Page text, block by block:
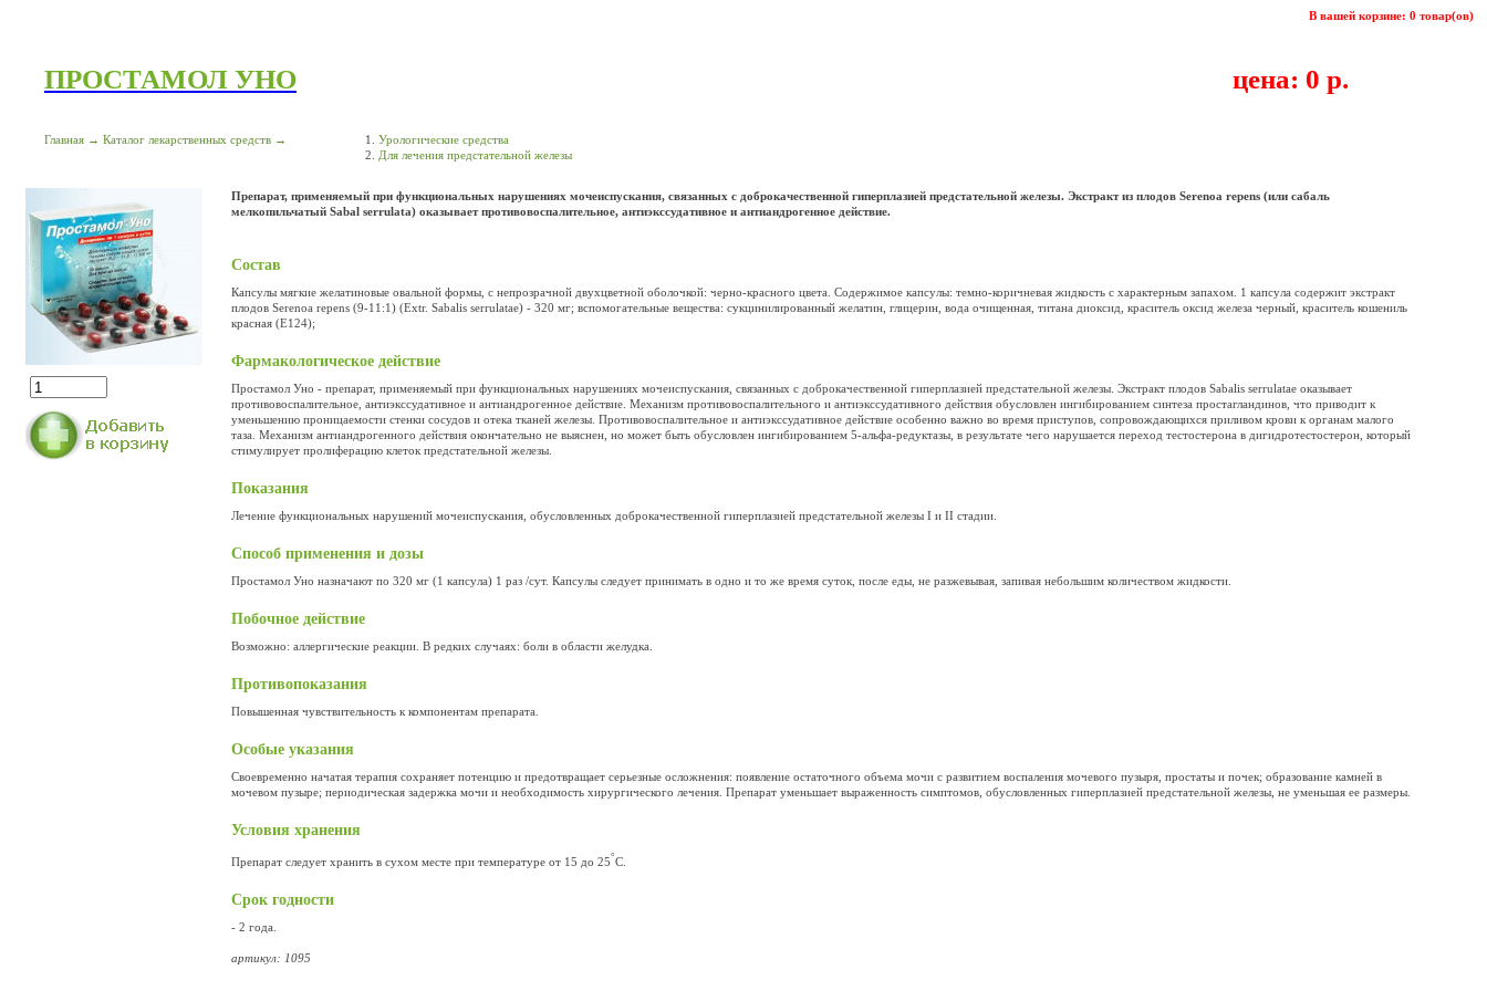
В вашей корзине: 0 товар(ов)
ПРОСТАМОЛ УНО цена: 0 р.
Главная → Каталог лекарственных средств →
Урологические средства
Для лечения предстательной железы
Препарат, применяемый при функциональных нарушениях мочеиспускания, связанных с доброкачественной гиперплазией предстательной железы. Экстракт из плодов Serenoa repens (или сабаль
мелкопильчатый Sabal serrulata) оказывает противовоспалительное, антиэкссудативное и антиандрогенное действие.
Состав
Капсулы мягкие желатиновые овальной формы, с непрозрачной двухцветной оболочкой: черно-красного цвета. Содержимое капсулы: темно-коричневая жидкость с характерным запахом. 1 капсула содержит экстракт
плодов Serenoa repens (9-11:1) (Extr. Sabalis serrulatae) - 320 мг; вспомогательные вещества: сукцинилированный желатин, глицерин, вода очищенная, титана диоксид, краситель оксид железа черный, краситель кошениль
красная (Е124);
Фармакологическое действие
Простамол Уно - препарат, применяемый при функциональных нарушениях мочеиспускания, связанных с доброкачественной гиперплазией предстательной железы. Экстракт плодов Sabalis serrulatae оказывает
противовоспалительное, антиэкссудативное и антиандрогенное действие. Механизм противовоспалительного и антиэкссудативного действия обусловлен ингибированием синтеза простагландинов, что приводит к
уменьшению проницаемости стенки сосудов и отека тканей железы. Противовоспалительное и антиэкссудативное действие особенно важно во время приступов, сопровождающихся приливом крови к органам малого
таза. Механизм антиандрогенного действия окончательно не выяснен, но может быть обусловлен ингибированием 5-альфа-редуктазы, в результате чего нарушается переход тестостерона в дигидротестостерон, который
стимулирует пролиферацию клеток предстательной железы.
Показания
Лечение функциональных нарушений мочеиспускания, обусловленных доброкачественной гиперплазией предстательной железы I и II стадии.
Способ применения и дозы
Простамол Уно назначают по 320 мг (1 капсула) 1 раз /сут. Капсулы следует принимать в одно и то же время суток, после еды, не разжевывая, запивая небольшим количеством жидкости.
Побочное действие
Возможно: аллергические реакции. В редких случаях: боли в области желудка.
Противопоказания
Повышенная чувствительность к компонентам препарата.
Особые указания
Своевременно начатая терапия сохраняет потенцию и предотвращает серьезные осложнения: появление остаточного объема мочи с развитием воспаления мочевого пузыря, простаты и почек; образование камней в
мочевом пузыре; периодическая задержка мочи и необходимость хирургического лечения. Препарат уменьшает выраженность симптомов, обусловленных гиперплазией предстательной железы, не уменьшая ее размеры.
Условия хранения
Препарат следует хранить в сухом месте при температуре от 15 до 25°С.
Срок годности
- 2 года.
артикул: 1095